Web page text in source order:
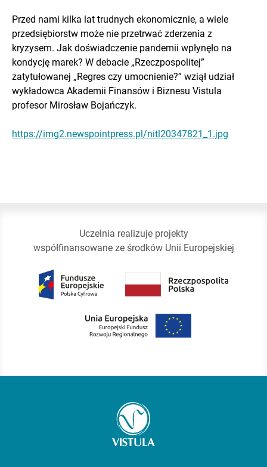
Przed nami kilka lat trudnych ekonomicznie, a wiele
przedsiębiorstw może nie przetrwać zderzenia z
kryzysem. Jak doświadczenie pandemii wpłynęło na
kondycję marek? W debacie „Rzeczpospolitej”
zatytułowanej „Regres czy umocnienie?” wziął udział
wykładowca Akademii Finansów i Biznesu Vistula
profesor Mirosław Bojańczyk.
https://img2.newspointpress.pl/nitl20347821_1.jpg
Uczelnia realizuje projekty
współfinansowane ze środków Unii Europejskiej